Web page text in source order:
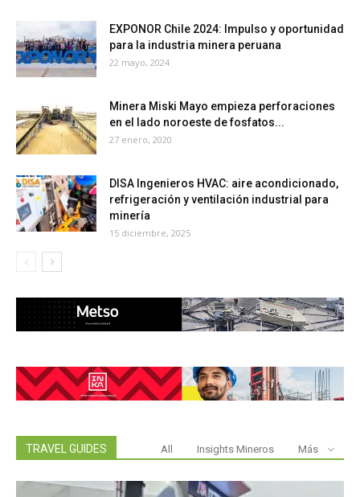
EXPONOR Chile 2024: Impulso y oportunidad
para la industria minera peruana
22 mayo, 2024
Minera Miski Mayo empieza perforaciones
en el lado noroeste de fosfatos...
27 enero, 2020
DISA Ingenieros HVAC: aire acondicionado,
refrigeración y ventilación industrial para
minería
15 diciembre, 2025
TRAVEL GUIDES All Insights Mineros Más